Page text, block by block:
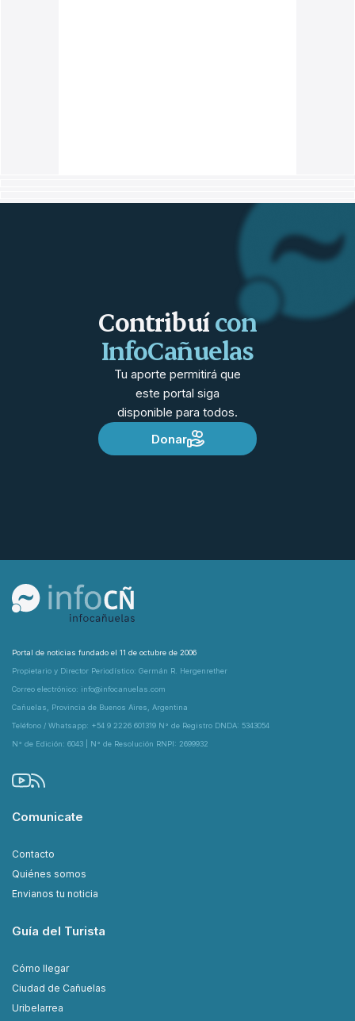
Contribuícon
InfoCañuelas
Tu aporte permitirá que
este portal siga
disponible para todos.
Donar
Portal de noticias fundado el 11 de octubre de 2006
Propietario y Director Periodístico: Germán R. Hergenrether
Correo electrónico: info@infocanuelas.com
Cañuelas, Provincia de Buenos Aires, Argentina
Teléfono / Whatsapp: +54 9 2226 601319 N° de Registro DNDA: 5343054
N° de Edición: 6043 | N° de Resolución RNPI: 2699932
Comunicate
Contacto
Quiénes somos
Envianos tu noticia
Guía del Turista
Cómo llegar
Ciudad de Cañuelas
Uribelarrea